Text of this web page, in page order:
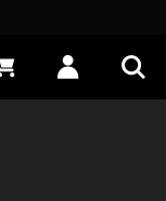
Přihlásit
0 Kč